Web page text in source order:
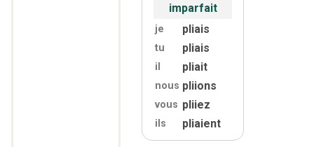
imparfait
je pliais
tu pliais
il pliait
nous pliions
vous pliiez
ils pliaient